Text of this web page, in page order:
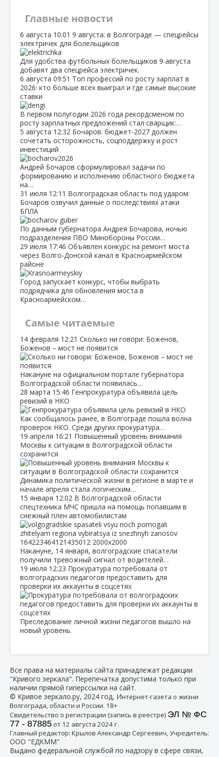
Главные новости
6 августа 10:01 9 августа: в Волгограде — спецрейсы
электричек для болельщиков
Для удобства футбольных болельщиков 9 августа
добавят два спецрейса электричек.
6 августа 09:51 Топ профессий по росту зарплат в
2026: кто больше всех выиграл и где самые высокие
ставки
В первом полугодии 2026 года рекордсменом по
росту зарплатных предложений стал сварщик:…
5 августа 12:32 Бочаров: бюджет‑2027 должен
сочетать осторожность, соцподдержку и рост
инвестиций
Андрей Бочаров сформулировал задачи по
формированию и исполнению областного бюджета
на…
31 июля 12:11 Волгоградская область под ударом:
Бочаров озвучил данные о последствиях атаки
БПЛА
По данным губернатора Андрея Бочарова, ночью
подразделения ПВО Минобороны России…
29 июля 17:46 Объявлен конкурс на ремонт моста
через Волго‑Донской канал в Красноармейском
районе
Город запускает конкурс, чтобы выбрать
подрядчика для обновления моста в
Красноармейском…
Самые читаемые
14 февраля 12:21 Сколько ни говори: Боженов,
Боженов – мост не появится
Накануне на официальном портале губернатора
Волгоградской области появилась…
28 марта 15:46 Генпрокуратура объявила цель
ревизий в НКО
Как сообщалось ранее, в Волгограде пошла волна
проверок НКО. Среди других прокуратура…
19 апреля 16:21 Повышенный уровень внимания
Москвы к ситуации в Волгоградской области
сохранится
Динамика политической жизни в регионе в марте и
начале апреля стала логическим…
15 января 12:02 В Волгоградской области
спецтехника МЧС пришла на помощь попавшим в
снежный плен автомобилистам
Накануне, 14 января, волгоградские спасатели
получили тревожный сигнал от водителей…
19 июля 12:23 Прокуратура потребовала от
волгоградских педагогов предоставить для
проверки их аккаунты в соцсетях
Преследование личной жизни педагогов вышло на
новый уровень.
Все права на материалы сайта принадлежат редакции
"Кривого зеркала". Перепечатка допустима только при
наличии прямой гиперссылки на сайт.
© Кривое зеркало.ру, 2024 год, Интернет-газета о жизни
Волгограда, области и России. 18+
Свидетельство о регистрации (запись в реестре) ЭЛ № ФС
77 - 87885от 12 августа 2024 г.
Главный редактор: Крылов Александр Сергеевич, Учредитель:
ООО "ЕДКММ"
Выдано федеральной службой по надзору в сфере связи,